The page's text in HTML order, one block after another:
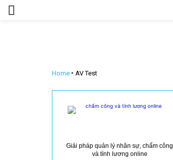
Home ‣ AV Test
Giải pháp quản lý nhân sự, chấm công
và tính lương online